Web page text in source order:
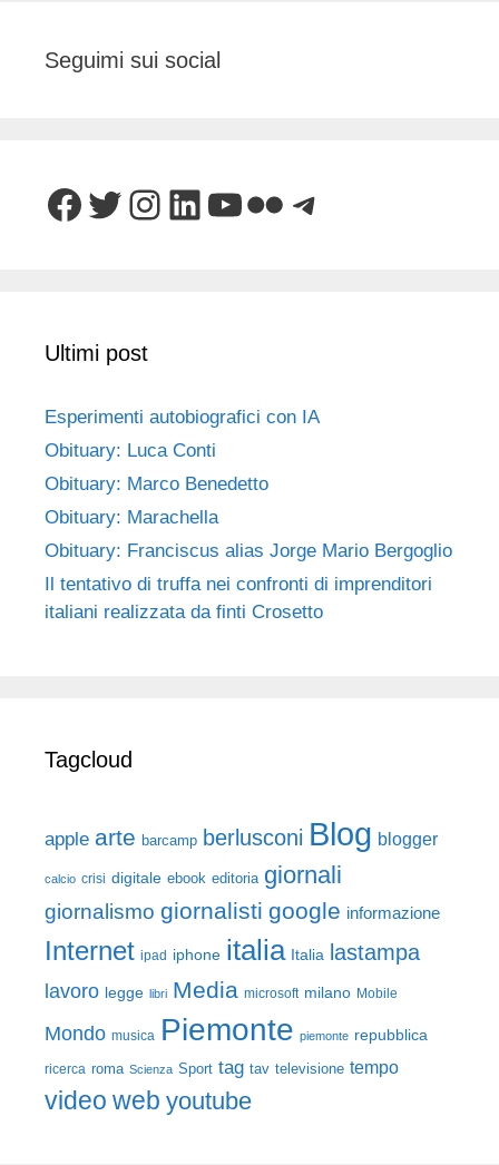
Seguimi sui social
Facebook
Twitter
Instagram
LinkedIn
YouTube
FlickrTelegram
Ultimi post
Esperimenti autobiografici con IA
Obituary: Luca Conti
Obituary: Marco Benedetto
Obituary: Marachella
Obituary: Franciscus alias Jorge Mario Bergoglio
Il tentativo di truffa nei confronti di imprenditori
italiani realizzata da finti Crosetto
Tagcloud
apple arte barcamp berlusconi Blog blogger
calcio crisi digitale ebook editoria giornali
giornalismo giornalisti google informazione
Internet ipad iphone italia Italia lastampa
lavoro legge libri Media microsoft milano Mobile
Mondo musica Piemonte piemonte repubblica
ricerca roma Scienza Sport tag tav televisione tempo
video web youtube